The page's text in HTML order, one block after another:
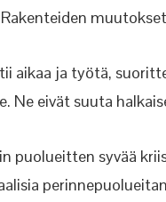
aikaa ja työtä,
Ne eivät suuta
puolueitten syvää